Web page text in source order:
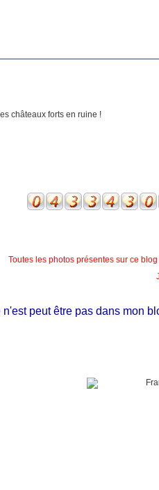
Toutes les photos présentes sur ce
peut être pas dans mon